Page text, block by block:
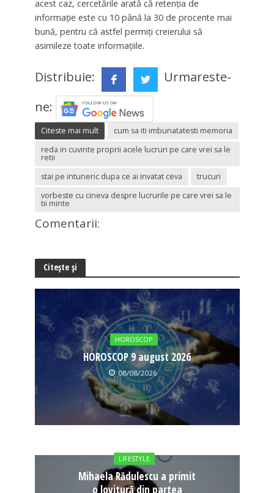
acest caz, cercetările arată că retenția de
informație este cu 10 până la 30 de procente mai
bună, pentru că astfel permiți creierului să
asimileze toate informațiile.
Distribuie:
Urmareste-
ne:
Citeste mai mult
cum sa iti imbunatatesti memoria
reda in cuvinte proprii acele lucruri pe care vrei sa le
retii
stai pe intuneric dupa ce ai invatat ceva
trucuri
vorbeste cu cineva despre lucrurile pe care vrei sa le
tii minte
Comentarii:
Citește și
HOROSCOP
HOROSCOP 9 august 2026
08/08/2026
LIFESTYLE
Mihaela Rădulescu a primit
o lovitură din partea